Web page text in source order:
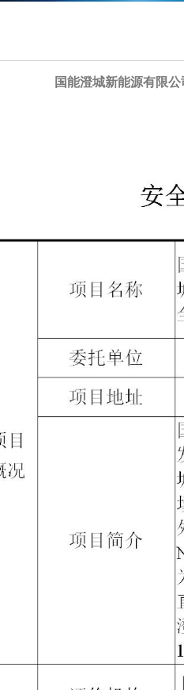
国能澄城新能源有限